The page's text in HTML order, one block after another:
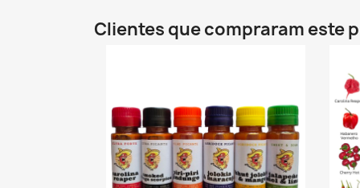
Clientes que compraram este